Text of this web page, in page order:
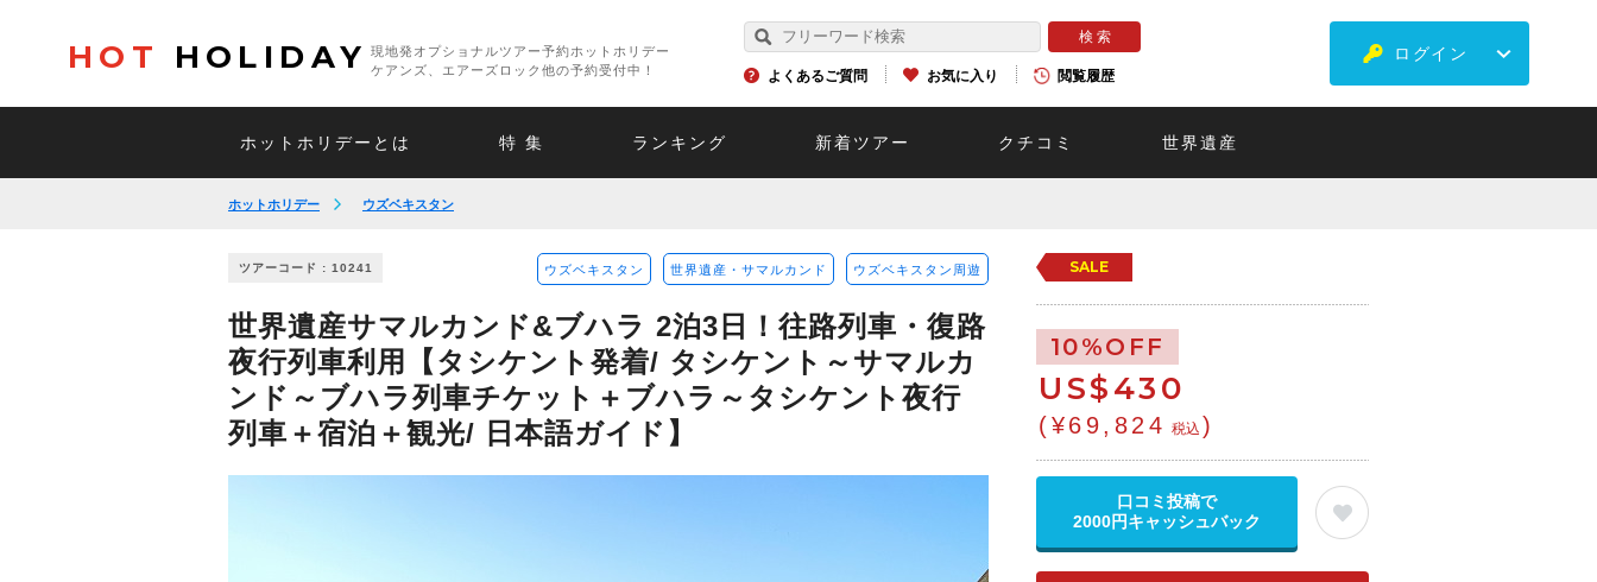
HOT HOLIDAY
現地発オプショナルツアー予約ホットホリデー
ケアンズ、エアーズロック他の予約受付中！
よくあるご質問 お気に入り 閲覧履歴
ログイン
ホットホリデーとは 特 集 ランキング 新着ツアー クチコミ 世界遺産
ホットホリデー ウズベキスタン
ツアーコード : 10241 ウズベキスタン 世界遺産・サマルカンド ウズベキスタン周遊
世界遺産サマルカンド&ブハラ 2泊3日！往路列車・復路
夜行列車利用【タシケント発着/ タシケント～サマルカ
ンド～ブハラ列車チケット＋ブハラ～タシケント夜行
列車＋宿泊＋観光/ 日本語ガイド】
SALE
10%OFF
US$430
(¥69,824 税込 )
口コミ投稿で
2000円キャッシュバック